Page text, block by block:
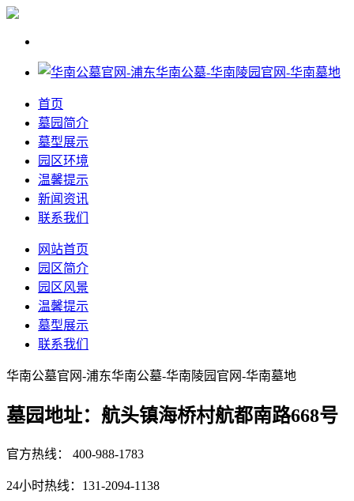
首页
墓园简介
墓型展示
园区环境
温馨提示
新闻资讯
联系我们
网站首页
园区简介
园区风景
温馨提示
墓型展示
联系我们
华南公墓官网-浦东华南公墓-华南陵园官网-华南墓地
墓园地址：航头镇海桥村航都南路668号
官方热线： 400-988-1783
24小时热线：131-2094-1138